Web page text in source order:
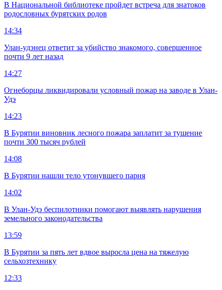
В Национальной библиотеке пройдет встреча для знатоков
родословных бурятских родов
14:34
Улан-удэнец ответит за убийство знакомого, совершенное
почти 9 лет назад
14:27
Огнеборцы ликвидировали условный пожар на заводе в Улан-
Удэ
14:23
В Бурятии виновник лесного пожара заплатит за тушение
почти 300 тысяч рублей
14:08
В Бурятии нашли тело утонувшего парня
14:02
В Улан-Удэ беспилотники помогают выявлять нарушения
земельного законодательства
13:59
В Бурятии за пять лет вдвое выросла цена на тяжелую
сельхозтехнику
12:33